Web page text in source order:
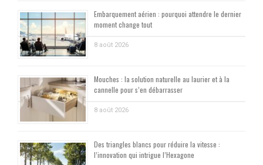
Embarquement aérien : pourquoi attendre le dernier
moment change tout
8 août 2026
Mouches : la solution naturelle au laurier et à la
cannelle pour s’en débarrasser
8 août 2026
Des triangles blancs pour réduire la vitesse :
l’innovation qui intrigue l’Hexagone